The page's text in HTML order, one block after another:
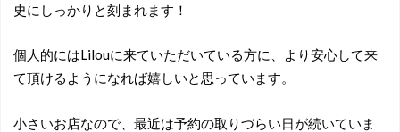
史にしっかりと刻まれます！
個人的にはLilouに来ていただいている方に、より安心して来
て頂けるようになれば嬉しいと思っています。
小さいお店なので、最近は予約の取りづらい日が続いていま